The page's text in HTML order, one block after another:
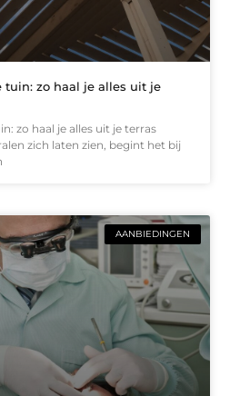
tuin: zo haal je alles uit je
zo haal je alles uit je terras
zich laten zien, begint het bij
AANBIEDINGEN